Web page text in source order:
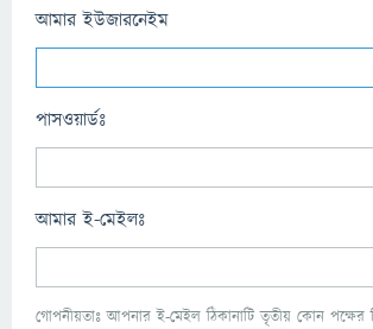
আমার ইউজারনেইম
পাসওয়ার্ডঃ
আমার ই-মেইলঃ
গোপনীয়তাঃ আপনার ই-মেইল ঠিকানাটি তৃতীয় কোন পক্ষের